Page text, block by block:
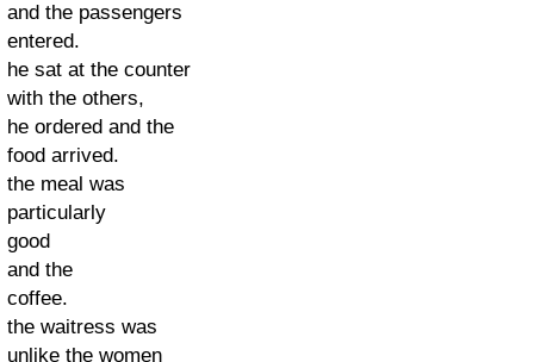
and the passengers
entered.
he sat at the counter
with the others,
he ordered and the
food arrived.
the meal was
particularly
good
and the
coffee.
the waitress was
unlike the women